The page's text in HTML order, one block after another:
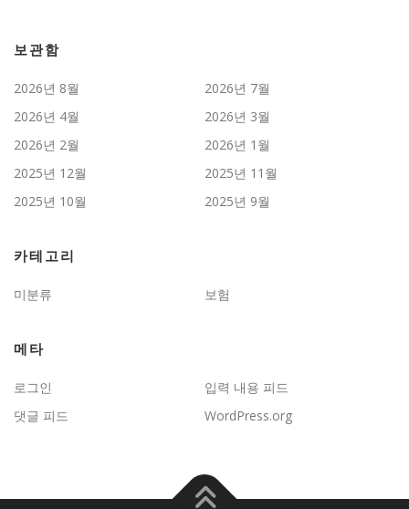
보관함
2026년 8월
2026년 7월
2026년 4월
2026년 3월
2026년 2월
2026년 1월
2025년 12월
2025년 11월
2025년 10월
2025년 9월
카테고리
미분류 보험
메타
로그인
입력 내용 피드
댓글 피드
WordPress.org